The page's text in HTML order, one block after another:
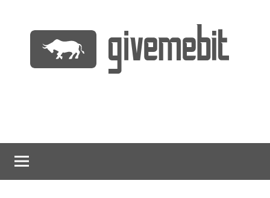
содержимому